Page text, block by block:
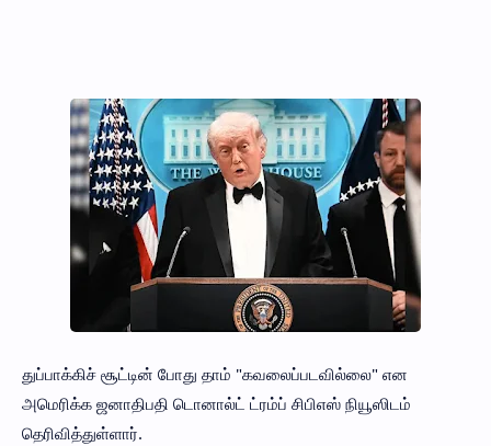
துப்பாக்கிச் சூட்டின் போது தாம் "கவலைப்படவில்லை" என
அமெரிக்க ஜனாதிபதி டொனால்ட் ட்ரம்ப் சிபிஎஸ் நியூஸிடம்
தெரிவித்துள்ளார்.